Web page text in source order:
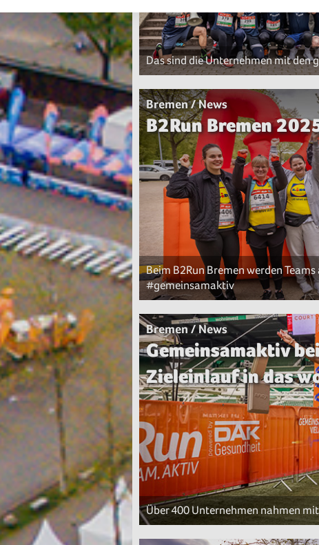
Das sind die Unternehmen mit den
Bremen / News
B2Run Bremen
Beim B2Run Bremen werden
#gemeinsamaktiv
Bremen / News
Gemeinsamaktiv
Zieleinlauf in das
Über 400 Unternehmen nahmen